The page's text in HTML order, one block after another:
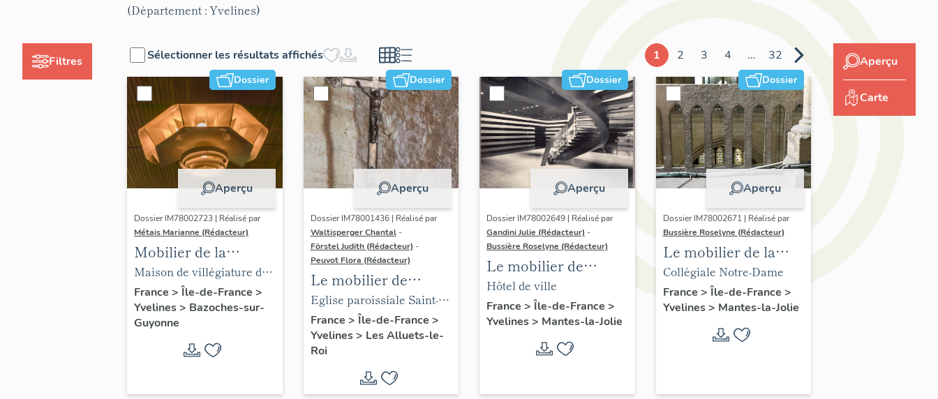
Filtres
(Département : Yvelines)
Sélectionner les résultats affichés 1 2 3 4 ... 32
Dossier
Aperçu
Dossier IM78002723 | Réalisé par
Métais Marianne (Rédacteur)
Mobilier de la
maison Louis Carré
Maison de villégiature dite
maison Louis Carré
France > Île-de-France >
Yvelines> Bazoches-sur-
Guyonne
Dossier
Aperçu
Dossier IM78001436 | Réalisé par
Waltisperger Chantal -
Förstel Judith (Rédacteur) -
Peuvot Flora (Rédacteur)
Le mobilier de
l'église paroissiale
Saint-Nicolas
Eglise paroissiale Saint-
Nicolas
France > Île-de-France >
Yvelines> Les Alluets-le-
Roi
Dossier
Aperçu
Dossier IM78002649 | Réalisé par
Gandini Julie (Rédacteur) -
Bussière Roselyne (Rédacteur)
Le mobilier de
l'hôtel de ville
Hôtel de ville
France > Île-de-France >
Yvelines> Mantes-la-Jolie
Dossier
Aperçu
Dossier IM78002671 | Réalisé par
Bussière Roselyne (Rédacteur)
Le mobilier de la
collégiale
Collégiale Notre-Dame
France > Île-de-France >
Yvelines> Mantes-la-Jolie
Aperçu
Carte